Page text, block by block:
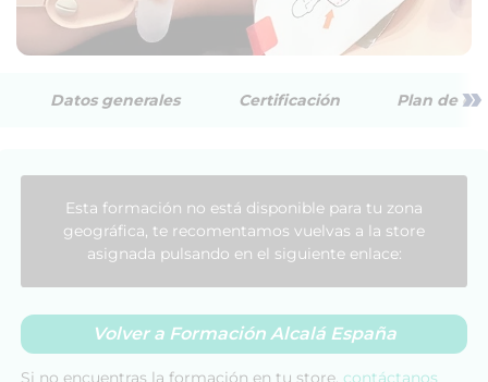
Datos generales Certificación Plan de »
Esta formación no está disponible para tu zona
geográfica, te recomentamos vuelvas a la store
asignada pulsando en el siguiente enlace:
Volver a Formación Alcalá España
Si no encuentras la formación en tu store, contáctanos